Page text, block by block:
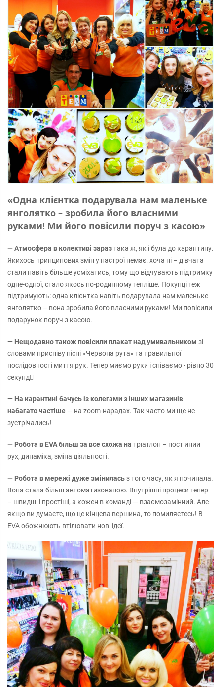
«Одна клієнтка подарувала нам маленьке
янголятко – зробила його власними
руками! Ми його повісили поруч з касою»
— Атмосфера в колективі заразтака ж, як і була до карантину.
Якихось принципових змін у настрої немає, хоча ні – дівчата
стали навіть більше усміхатись, тому що відчувають підтримку
одне-одної, стало якось по-родинному тепліше. Покупці теж
підтримують: одна клієнтка навіть подарувала нам маленьке
янголятко – вона зробила його власними руками! Ми повісили
подарунок поруч з касою.
— Нещодавно також повісили плакат над умивальником зі
словами приспіву пісні «Червона рута» та правильної
послідовності миття рук. Тепер миємо руки і співаємо - рівно 30
секунд
— На карантині бачусь із колегами з інших магазинів
набагато частіше — на zoom-нарадах. Так часто ми ще не
зустрічались!
— Робота в EVA більш за все схожа на тріатлон – постійний
рух, динаміка, зміна діяльності.
— Робота в мережі дуже зміниласьз того часу, як я починала.
Вона стала більш автоматизованою. Внутрішні процеси тепер
– швидші і простіші, а кожен в команді — взаємозамінний. Але
якщо ви думаєте, що це кінцева вершина, то помиляєтесь! В
ЕVA обожнюють втілювати нові ідеї.